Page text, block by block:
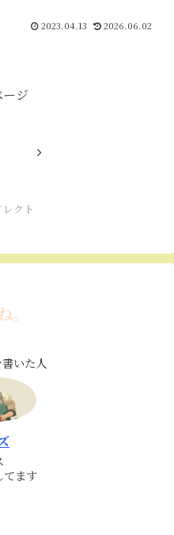
2023.04.13 2026.06.02
ジ
次
クト
いた人
ます